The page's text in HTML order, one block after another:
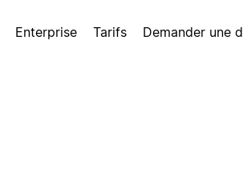
Enterprise Tarifs Demander une